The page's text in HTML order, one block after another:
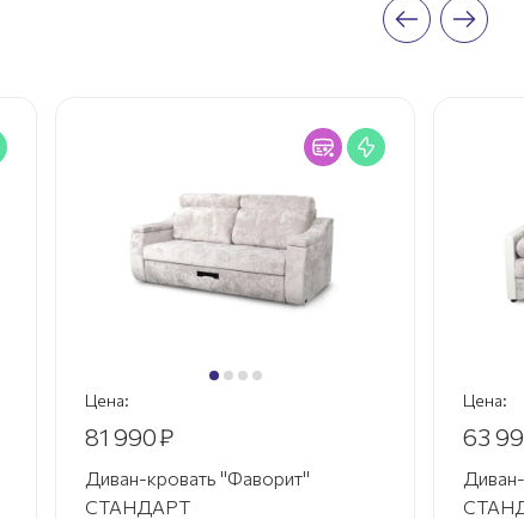
Цена:
81 990₽
Диван-кровать "Фаворит"
СТАНДАРТ
Цена:
63